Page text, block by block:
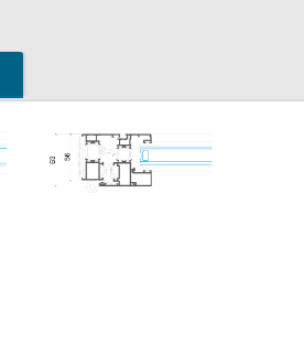
IT
Catálogo Técnico
Catálogo Técnico IT